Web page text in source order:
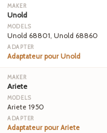
Unold
Unold 68801, Unold 68860
Adaptateur pour Unold
Ariete
Ariete 1950
Adaptateur pour Ariete